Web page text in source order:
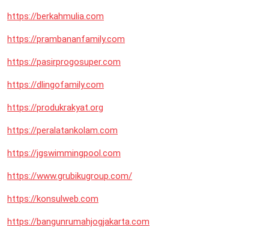
https://berkahmulia.com
https://prambananfamily.com
https://pasirprogosuper.com
https://dlingofamily.com
https://produkrakyat.org
https://peralatankolam.com
https://jgswimmingpool.com
https://www.grubikugroup.com/
https://konsulweb.com
https://bangunrumahjogjakarta.com